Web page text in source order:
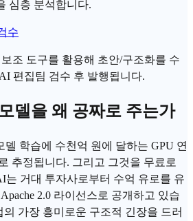
심층 분석합니다.
수
조 도구를 활용해 초안/구조화를 수
편집팀 검수 후 발행됩니다.
델을 왜 공짜로 주는가
델 학습에 수천억 원에 달하는 GPU 연
추정됩니다. 그리고 그것을 무료로
는 거대 투자사로부터 수억 유로를 유
2.0 라이선스로 공개하고 있습
가장 흥미로운 구조적 긴장을 드러